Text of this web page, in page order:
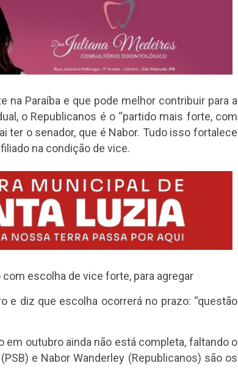
na Paraíba e que pode melhor contribuir para a
o Republicanos é o “partido mais forte, com
ter o senador, que é Nabor. Tudo isso fortalece
na condição de vice.
escolha de vice forte, para agregar
e diz que escolha ocorrerá no prazo: “questão
em outubro ainda não está completa, faltando o
e Nabor Wanderley (Republicanos) são os